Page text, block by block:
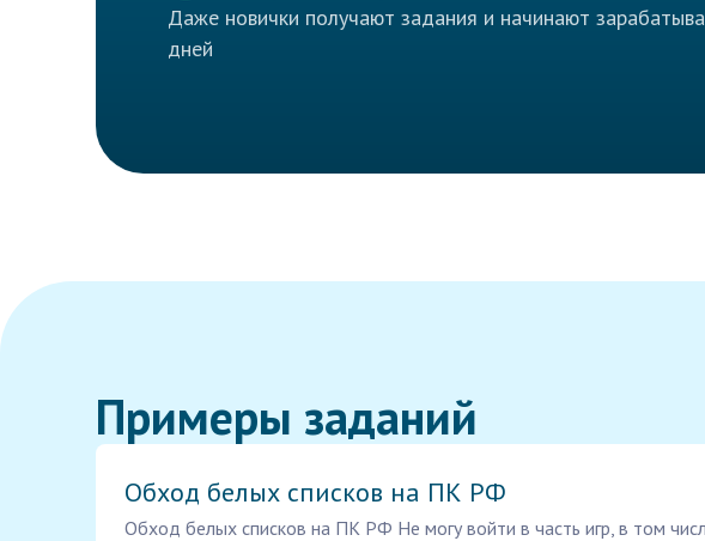
Даже новички получают задания и начинают
дней
Примеры заданий
Обход белых списков на ПК РФ
Обход белых списков на ПК РФ Не могу войти в часть игр, в том